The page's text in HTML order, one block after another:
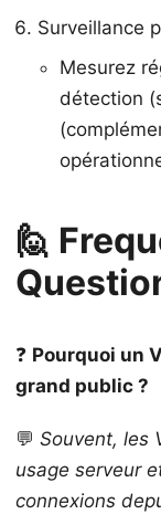
Surveillance
Mesurez
détection
🙋
❓ Pourquoi un
grand public ?
💬 Souvent, les
usage serveur
connexions